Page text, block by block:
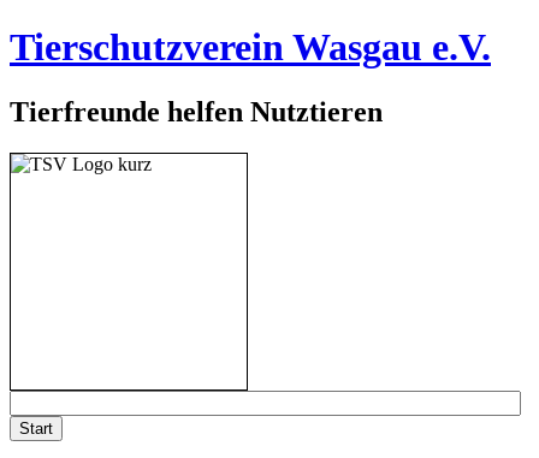
Tierschutzverein Wasgau e.V.
Tierfreunde helfen Nutztieren